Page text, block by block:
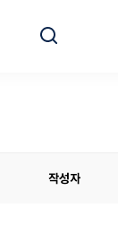
작성자